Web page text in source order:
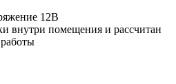
12В
внутри помещения и рассчитан